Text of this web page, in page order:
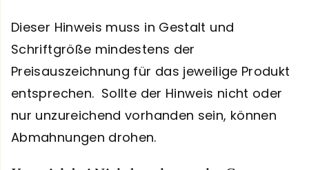
Dieser Hinweis muss in Gestalt und
Schriftgröße mindestens der
Preisauszeichnung für das jeweilige Produkt
entsprechen. Sollte der Hinweis nicht oder
nur unzureichend vorhanden sein, können
Abmahnungen drohen.